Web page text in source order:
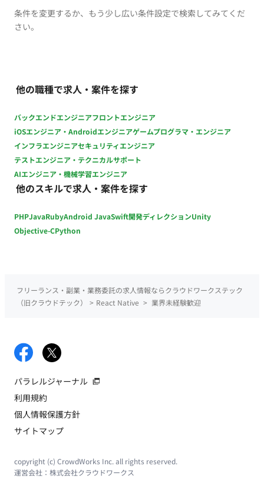
条件を変更するか、もう少し広い条件設定で検索してみてくだ
さい。
他の職種で求人・案件を探す
バックエンドエンジニアフロントエンジニア
iOSエンジニア・Androidエンジニアゲームプログラマ・エンジニア
インフラエンジニアセキュリティエンジニア
テストエンジニア・テクニカルサポート
AIエンジニア・機械学習エンジニア
他のスキルで求人・案件を探す
PHPJavaRubyAndroid JavaSwift開発ディレクションUnity
Objective-CPython
フリーランス・副業・業務委託の求人情報ならクラウドワークステック
（旧クラウドテック）
> React Native > 業界未経験歓迎
パラレルジャーナル
利用規約
個人情報保護方針
サイトマップ
copyright (c) CrowdWorks Inc. all rights reserved.
運営会社： 株式会社クラウドワークス